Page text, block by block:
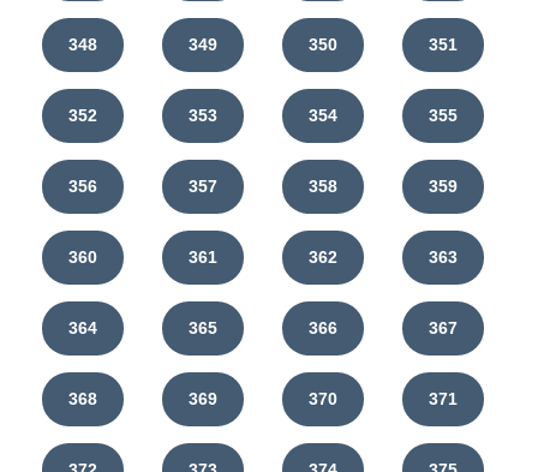
348 349 350 351
352 353 354 355
356 357 358 359
360 361 362 363
364 365 366 367
368 369 370 371